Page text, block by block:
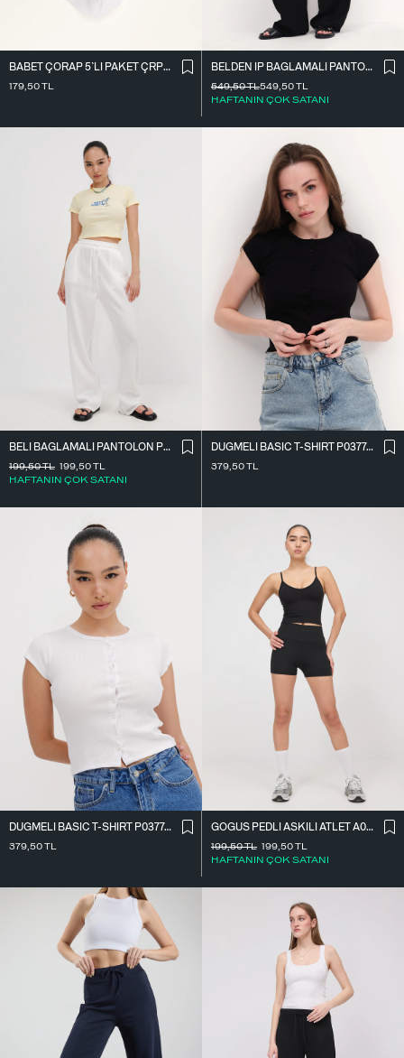
BABET ÇORAP 5`LI PAKET ÇRP3005
179,50TL
BELDEN İ̇P BAĞLAMALI PANTOLON PN10450-K7
549,50TL
HAFTANIN ÇOK SATANI
549,50TL
BELI BAĞLAMALI PANTOLON PN7043-PNF
199,50TL
HAFTANIN ÇOK SATANI
199,50TL
DÜĞMELI BASIC T-SHIRT P0377-K12
379,50TL
DÜĞMELI BASIC T-SHIRT P0377-K12
379,50TL
GÖĞÜS PEDLI ASKILI ATLET A0082-T4
199,50TL
HAFTANIN ÇOK SATANI
199,50TL